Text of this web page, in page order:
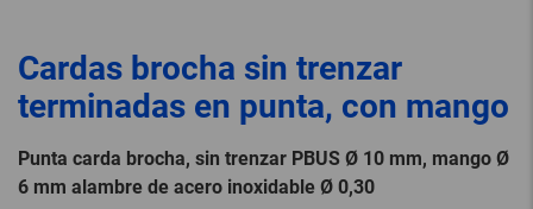
Cardas brocha sin trenzar
terminadas en punta, con mango
Punta carda brocha, sin trenzar PBUS Ø 10 mm, mango Ø
6 mm alambre de acero inoxidable Ø 0,30